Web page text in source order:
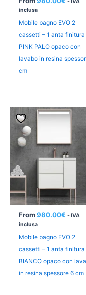
inclusa
Mobile bagno EVO 2
cassetti – 1 anta finitura
PINK PALO opaco con
lavabo in resina
cm
From 980.00€ - IVA
inclusa
Mobile bagno EVO 2
cassetti – 1 anta finitura
BIANCO opaco con
in resina spessore 6 cm